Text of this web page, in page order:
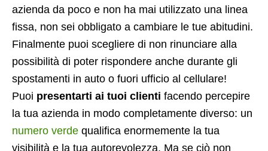
azienda da poco e non ha mai utilizzato una linea
fissa, non sei obbligato a cambiare le tue abitudini.
Finalmente puoi scegliere di non rinunciare alla
possibilità di poter rispondere anche durante gli
spostamenti in auto o fuori ufficio al cellulare!
Puoi presentarti ai tuoi clienti facendo percepire
la tua azienda in modo completamente diverso: un
numero verde qualifica enormemente la tua
visibilità e la tua autorevolezza. Ma se ciò non